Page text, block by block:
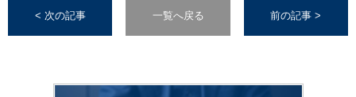
< 次の記事 一覧へ戻る 前の記事 >